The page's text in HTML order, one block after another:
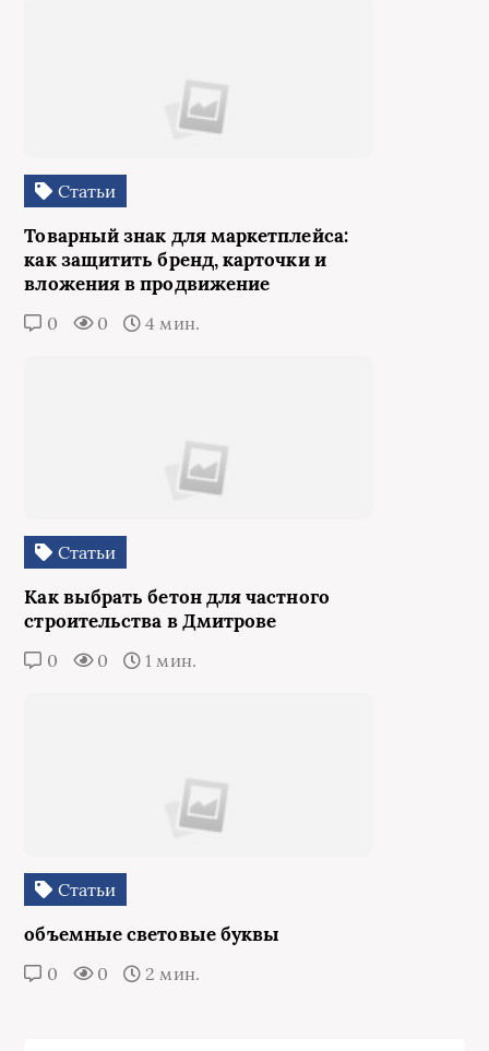
Статьи
Товарный знак для маркетплейса:
как защитить бренд, карточки и
вложения в продвижение
0 0 4 мин.
Статьи
Как выбрать бетон для частного
строительства в Дмитрове
0 0 1 мин.
Статьи
объемные световые буквы
0 0 2 мин.